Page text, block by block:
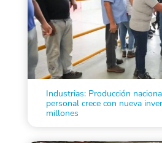
Industrias: Producción
personal crece con nueva
millones